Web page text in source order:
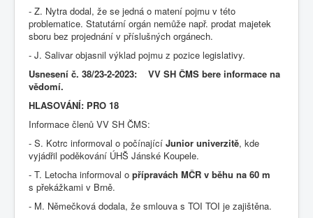
- Z. Nytra dodal, že se jedná o matení pojmu v této
problematice. Statutární orgán nemůže např. prodat majetek
sboru bez projednání v příslušných orgánech.
- J. Salivar objasnil výklad pojmu z pozice legislativy.
Usnesení č. 38/23-2-2023: VV SH ČMS bere informace na
vědomí.
HLASOVÁNÍ: PRO 18
Informace členů VV SH ČMS:
- S. Kotrc informoval o počínající Junior univerzitě, kde
vyjádřil poděkování ÚHŠ Jánské Koupele.
- T. Letocha informoval o přípravách MČR v běhu na 60 m
s překážkami v Brně.
- M. Němečková dodala, že smlouva s TOI TOI je zajištěna.